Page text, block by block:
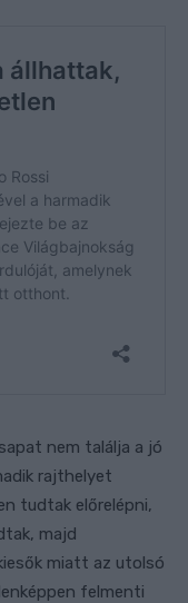
nem találja a jó
rajthelyet
tudtak előrelépni,
majd
miatt az utolsó
felmenti